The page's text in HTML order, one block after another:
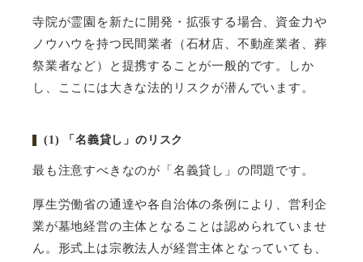
寺院が霊園を新たに開発・拡張する場合、資金力や
ノウハウを持つ民間業者（石材店、不動産業者、葬
祭業者など）と提携することが一般的です。しか
し、ここには大きな法的リスクが潜んでいます。
(1) 「名義貸し」のリスク
最も注意すべきなのが「名義貸し」の問題です。
厚生労働省の通達や各自治体の条例により、営利企
業が墓地経営の主体となることは認められていませ
ん。形式上は宗教法人が経営主体となっていても、